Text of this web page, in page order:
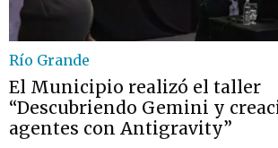
Río Grande
El Municipio realizó el taller
“Descubriendo Gemini y
agentes con Antigravity”